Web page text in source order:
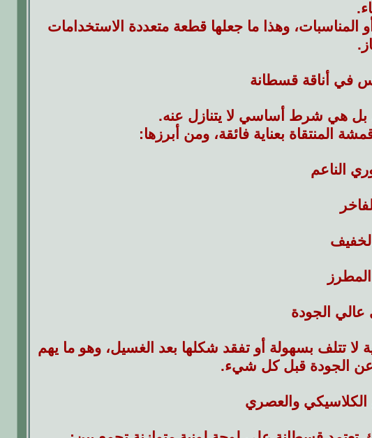
المناسبات، وهذا ما جعلها قطعة متعددة الاستخدامات
في أناقة قسطانة
بل هي شرط أساسي لا يتنازل عنه.
المنتقاة بعناية فائقة، ومن أبرزها:
الناعم
عالي الجودة
تتلف بسهولة أو تفقد شكلها بعد الغسيل، وهو ما يهم
عن الجودة قبل كل شيء.
الكلاسيكي والعصري